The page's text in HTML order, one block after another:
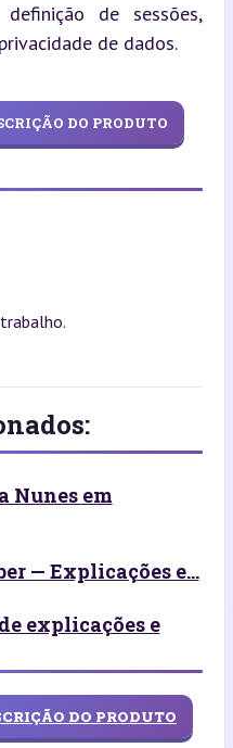
de sessões,
de dados.
DO PRODUTO
Nunes em
— Explicações e...
explicações e
DO PRODUTO